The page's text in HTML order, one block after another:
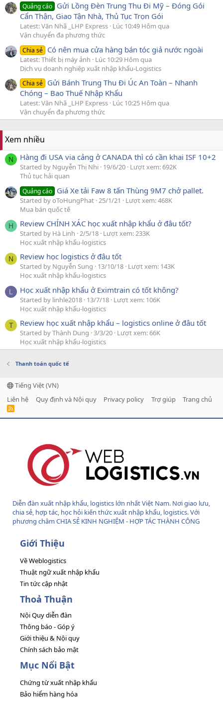
Quảng cáo Gửi Lồng Đèn Trung Thu Đi Mỹ – Đóng Gói
Cẩn Thận, Giao Tận Nhà, Thủ Tục Trọn Gói
Latest: Văn Nhã _LHP Express Lúc 10:49 Hôm qua
Vận chuyển đa phương thức
Chia sẻ Có nên mua cửa hàng bán tóc giả nước ngoài
Latest: Thiết bị máy ảnh
Lúc 10:29 Hôm qua
Dịch vụ doanh nghiệp xuất nhập khẩu-Logistics
Chia sẻ Gửi Bánh Trung Thu Đi Úc An Toàn – Nhanh
Chóng – Bao Thuế Nhập Khẩu
Latest: Văn Nhã _LHP Express Lúc 10:25 Hôm qua
Vận chuyển đa phương thức
Xem nhiều
N Hàng đi USA via cảng ở CANADA thì có cần khai ISF 10+2
Started by Nguyễn Thị Nhi 19/6/20 Lượt xem: 692K
Thủ tục hải quan
Quảng cáo Giá Xe tải Faw 8 tấn Thùng 9M7 chở pallet.
Started by oToHungPhat 25/1/21
Lượt xem: 468K
Mua bán quốc tế
H Review CHÍNH XÁC học xuất nhập khẩu ở đâu tốt?
Started by Hà Linh 2/5/18 Lượt xem: 233K
Học xuất nhập khẩu-logistics
N Review học logistics ở đâu tốt
Started by Nguyễn Sung 13/10/18 Lượt xem: 143K
Học xuất nhập khẩu-logistics
L Học xuất nhập khẩu ở Eximtrain có tốt không?
Started by linhle2018 13/7/18 Lượt xem: 106K
Học xuất nhập khẩu-logistics
T Review học xuất nhập khẩu – logistics online ở đâu tốt
Started by Thành Dung 3/3/20 Lượt xem: 66K
Học xuất nhập khẩu-logistics
Thanh toán quốc tế
Tiếng Việt (VN)
Liên hệ
Quy định và Nội quy Privacy policy Trợ giúp Trang chủ
R
Diễn đàn xuất nhập khẩu, logistics lớn nhất Việt Nam. Nơi giao lưu,
chia sẻ, hợp tác, học hỏi kiến thức xuất nhập khẩu, logistics. Với
phương châm CHIA SẺ KINH NGHIỆM - HỢP TÁC THÀNH CÔNG
Giới Thiệu
Về Weblogistics
Thuật ngữ xuất nhập khẩu
Tin tức cập nhật
Thoả Thuận
Nội Quy diễn đàn
Thông báo - Góp ý
Giới thiệu & Nội quy
Chính sách bảo mật
Mục Nổi Bật
Chứng từ xuất nhập khẩu
Bảo hiểm hàng hóa